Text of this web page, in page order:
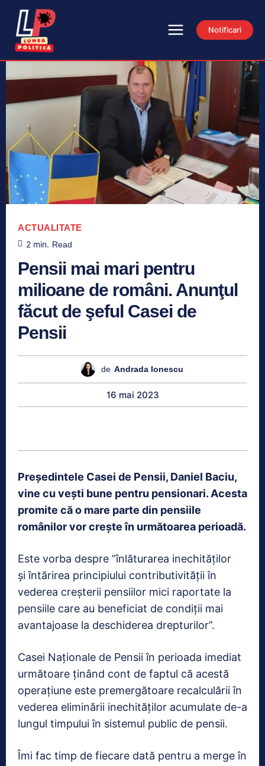
Notificari
ACTUALITATE
2 min. Read
Pensii mai mari pentru
milioane de români. Anunţul
făcut de şeful Casei de
Pensii
de Andrada Ionescu
16 mai 2023
Președintele Casei de Pensii, Daniel Baciu,
vine cu vești bune pentru pensionari. Acesta
promite că o mare parte din pensiile
românilor vor crește în următoarea perioadă.
Este vorba despre ”înlăturarea inechităților
și întărirea principiului contributivității în
vederea creșterii pensiilor mici raportate la
pensiile care au beneficiat de condiții mai
avantajoase la deschiderea drepturilor”.
Casei Naționale de Pensii în perioada imediat
următoare ținând cont de faptul că acestă
operațiune este premergătoare recalculării în
vederea eliminării inechităților acumulate de-a
lungul timpului în sistemul public de pensii.
Îmi fac timp de fiecare dată pentru a merge în